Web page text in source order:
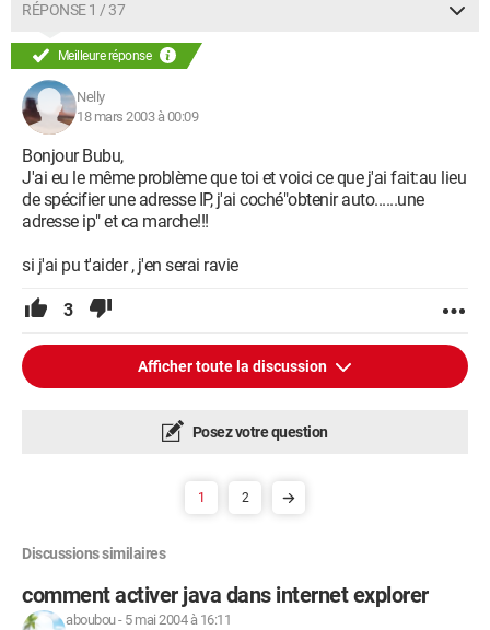
Pleaaaassse.... help meeeeeee....
Bubu
RÉPONSE 1 / 37
Meilleure réponse
Nelly
18 mars 2003 à 00:09
Bonjour Bubu,
J'ai eu le même problème que toi et voici ce que j'ai fait:au lieu
de spécifier une adresse IP, j'ai coché"obtenir auto......une
adresse ip" et ca marche!!!
si j'ai pu t'aider , j'en serai ravie
3
Afficher toute la discussion
Posez votre question
1 2
Discussions similaires
comment activer java dans internet explorer
aboubou- 5 mai 2004 à 16:11